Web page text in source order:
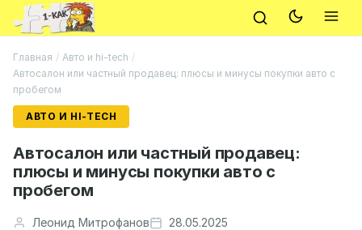
Главная / Авто и hi-tech /
Автосалон или частный продавец: плюсы и минусы покупки авто с
пробегом
АВТО И HI-TECH
Автосалон или частный продавец:
плюсы и минусы покупки авто с
пробегом
Леонид Митрофанов 28.05.2025